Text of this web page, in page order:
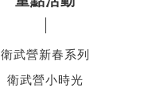
衛武營新春系列
衛武營小時光